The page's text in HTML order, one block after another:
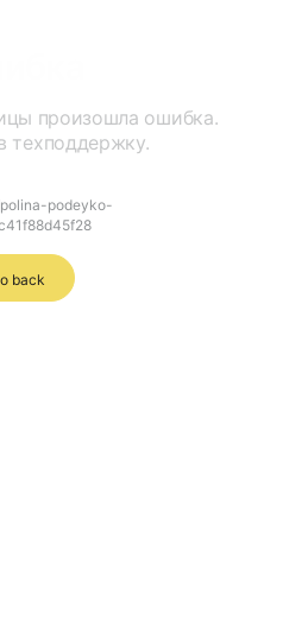
произошла ошибка.
техподдержку.
podeyko-
back